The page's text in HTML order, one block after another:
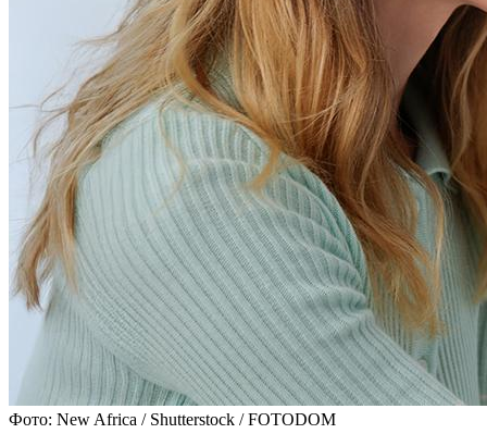
Фото: New Africa / Shutterstock / FOTODOM